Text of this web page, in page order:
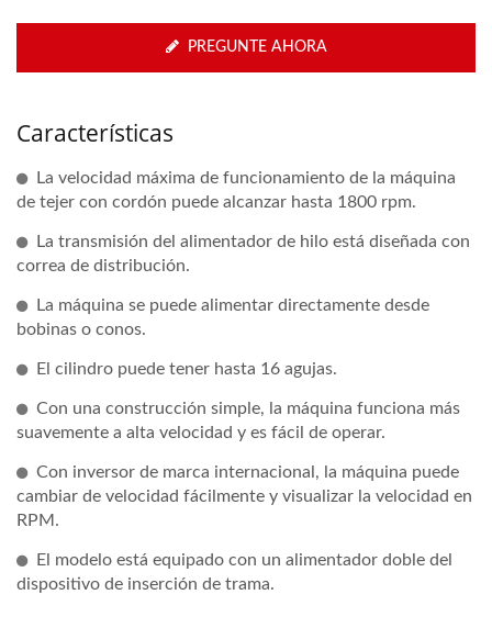
PREGUNTE AHORA
Características
La velocidad máxima de funcionamiento de la máquina
de tejer con cordón puede alcanzar hasta 1800 rpm.
La transmisión del alimentador de hilo está diseñada con
correa de distribución.
La máquina se puede alimentar directamente desde
bobinas o conos.
El cilindro puede tener hasta 16 agujas.
Con una construcción simple, la máquina funciona más
suavemente a alta velocidad y es fácil de operar.
Con inversor de marca internacional, la máquina puede
cambiar de velocidad fácilmente y visualizar la velocidad en
RPM.
El modelo está equipado con un alimentador doble del
dispositivo de inserción de trama.